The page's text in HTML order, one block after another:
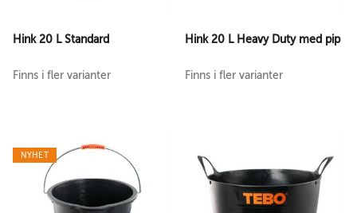
Hink 20 L Standard
Finns i fler varianter
Hink 20 L Heavy Duty med pip
Finns i fler varianter
NYHET